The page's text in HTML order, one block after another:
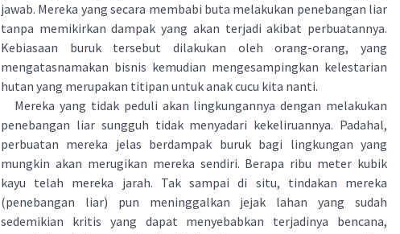
jawab. Mereka yang secara membabi buta melakukan penebangan liar
tanpa memikirkan dampak yang akan terjadi akibat perbuatannya.
Kebiasaan buruk tersebut dilakukan oleh orang-orang, yang
mengatasnamakan bisnis kemudian mengesampingkan kelestarian
hutan yang merupakan titipan untuk anak cucu kita nanti.
Mereka yang tidak peduli akan lingkungannya dengan melakukan
penebangan liar sungguh tidak menyadari kekeliruannya. Padahal,
perbuatan mereka jelas berdampak buruk bagi lingkungan yang
mungkin akan merugikan mereka sendiri. Berapa ribu meter kubik
kayu telah mereka jarah. Tak sampai di situ, tindakan mereka
(penebangan liar) pun meninggalkan jejak lahan yang sudah
sedemikian kritis yang dapat menyebabkan terjadinya bencana,